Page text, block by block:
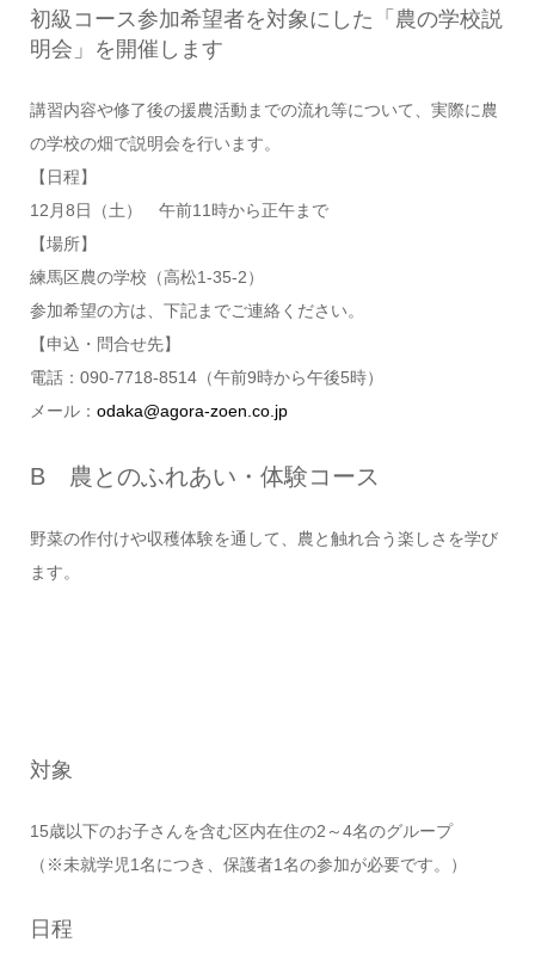
初級コース参加希望者を対象にした「農の学校説
明会」を開催します
講習内容や修了後の援農活動までの流れ等について、実際に農
の学校の畑で説明会を行います。
【日程】
12月8日（土） 午前11時から正午まで
【場所】
練馬区農の学校（高松1-35-2）
参加希望の方は、下記までご連絡ください。
【申込・問合せ先】
電話：090-7718-8514（午前9時から午後5時）
メール： odaka@agora-zoen.co.jp
B 農とのふれあい・体験コース
野菜の作付けや収穫体験を通して、農と触れ合う楽しさを学び
ます。
対象
15歳以下のお子さんを含む区内在住の2～4名のグループ
（※未就学児1名につき、保護者1名の参加が必要です。）
日程